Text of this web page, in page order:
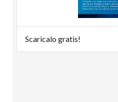
Scaricalo gratis!